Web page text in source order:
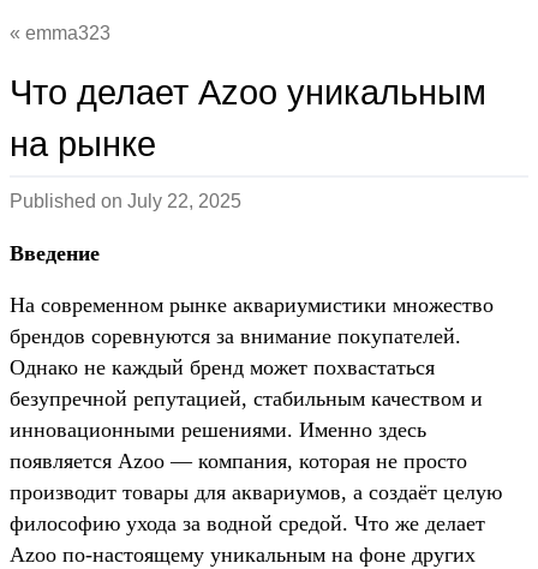
emma323
Что делает Azoo уникальным
на рынке
Published on July 22, 2025
Введение
На современном рынке аквариумистики множество
брендов соревнуются за внимание покупателей.
Однако не каждый бренд может похвастаться
безупречной репутацией, стабильным качеством и
инновационными решениями. Именно здесь
появляется Azoo — компания, которая не просто
производит товары для аквариумов, а создаёт целую
философию ухода за водной средой. Что же делает
Azoo по-настоящему уникальным на фоне других